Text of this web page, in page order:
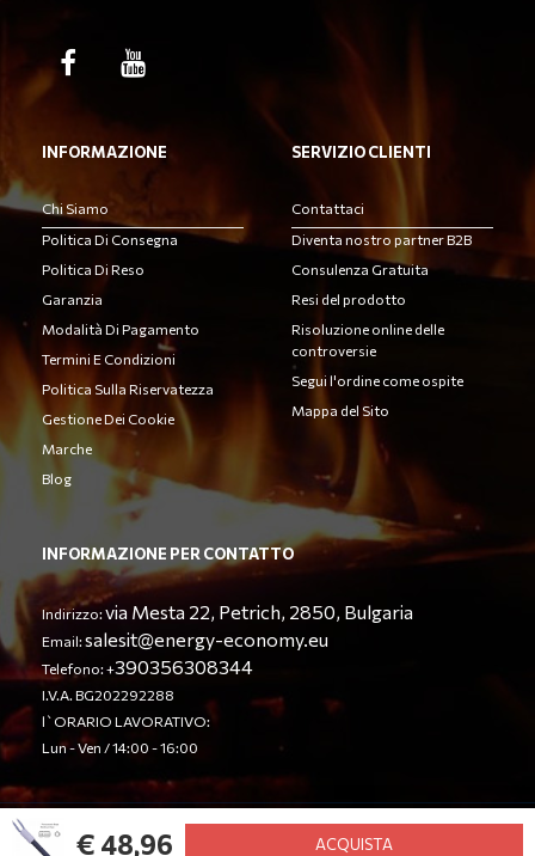
€ 48,96 ACQUISTA
INFORMAZIONE
Chi Siamo
Politica Di Consegna
Politica Di Reso
Garanzia
Modalità Di Pagamento
Termini E Condizioni
Politica Sulla Riservatezza
Gestione Dei Cookie
Marche
Blog
SERVIZIO CLIENTI
Contattaci
Diventa nostro partner B2B
Consulenza Gratuita
Resi del prodotto
Risoluzione online delle
controversie
Segui l'ordine come ospite
Mappa del Sito
INFORMAZIONE PER CONTATTO
Indirizzo:via Mesta 22, Petrich, 2850, Bulgaria
Email:salesit@energy-economy.eu
Telefono: +390356308344
I.V.A. BG202292288
l`ORARIO LAVORATIVO:
Lun - Ven / 14:00 - 16:00
© Energy Economy LTD 2023. Tutti i diritti riservati.